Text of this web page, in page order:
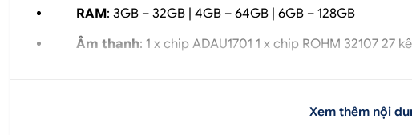
RAM: 3GB – 32GB | 4GB – 64GB | 6GB – 128GB
Âm thanh: 1 x chip ADAU1701 1 x chip ROHM 32107 27
: Có (Hỗ trợ phụ kiện camera 360)
Xem thêm nội